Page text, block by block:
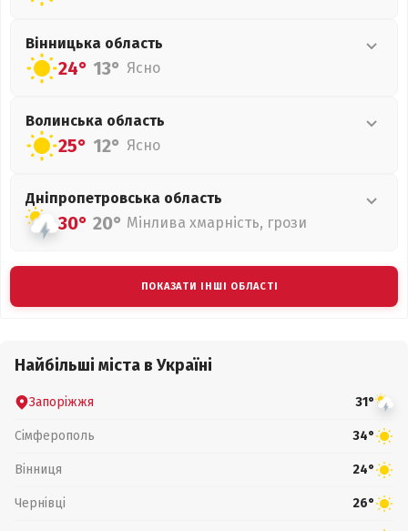
Вінницька область
24° 13° Ясно
Волинська область
25° 12° Ясно
Дніпропетровська область
30° 20° Мінлива хмарність, грози
ПОКАЗАТИ ІНШІ ОБЛАСТІ
Найбільші міста в Україні
Запоріжжя 31°
Сімферополь 34°
Вінниця 24°
Чернівці 26°